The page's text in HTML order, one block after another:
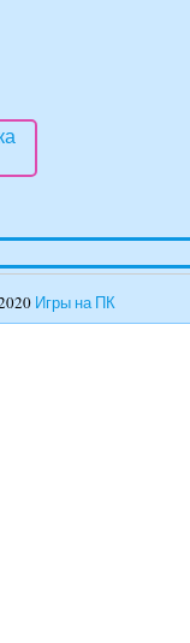
Игры на ПК